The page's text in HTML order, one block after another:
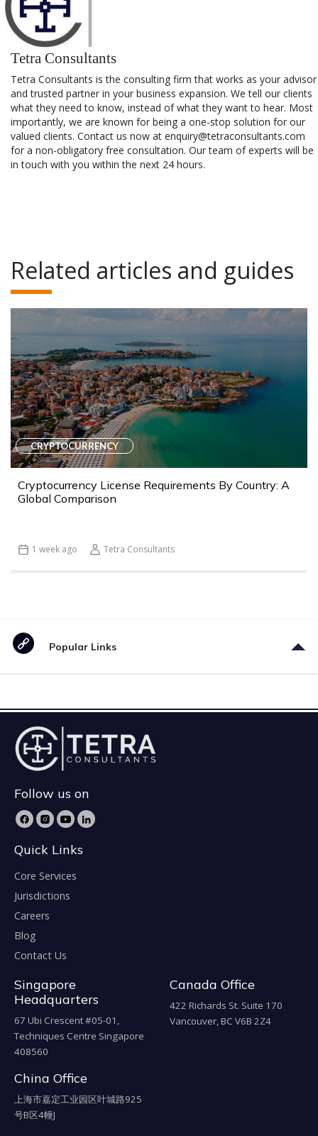
Tetra Consultants
Tetra Consultants is the consulting firm that works as your advisor
and trusted partner in your business expansion. We tell our clients
what they need to know, instead of what they want to hear. Most
importantly, we are known for being a one-stop solution for our
valued clients. Contact us now at enquiry@tetraconsultants.com
for a non-obligatory free consultation. Our team of experts will be
in touch with you within the next 24 hours.
Related articles and guides
CRYPTOCURRENCY
Cryptocurrency License Requirements By Country: A
Global Comparison
1 week ago Tetra Consultants
Popular Links
Follow us on
Quick Links
Core Services
Jurisdictions
Careers
Blog
Contact Us
Singapore
Headquarters
67 Ubi Crescent #05-01,
Techniques Centre Singapore
408560
Canada Office
422 Richards St. Suite 170
Vancouver, BC V6B 2Z4
China Office
上海市嘉定工业园区叶城路925
号B区4幢J